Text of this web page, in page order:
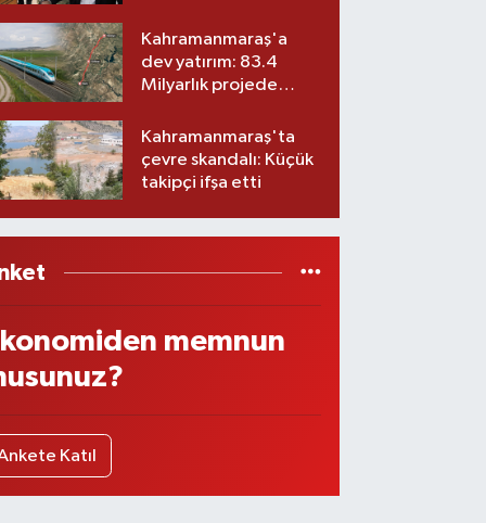
yeni partisi
Kahramanmaraş'a
dev yatırım: 83.4
Milyarlık projede
Kahramanmaraş'ta
çevre skandalı: Küçük
takipçi ifşa etti
memnun
Katıl